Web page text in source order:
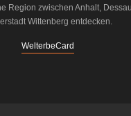
Region zwischen Anhalt,
Wittenberg entdecken.
WelterbeCard